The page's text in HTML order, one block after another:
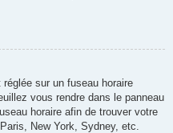
sur un fuseau horaire
vous rendre dans le panneau
horaire afin de trouver votre
New York, Sydney, etc.